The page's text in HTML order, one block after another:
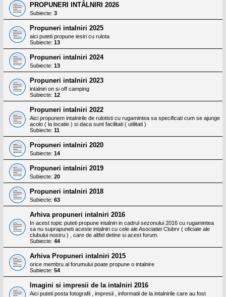
PROPUNERI INTÂLNIRI 2026
Subiecte: 3
Propuneri intalniri 2025
aici puteti propune iesiri cu rulota
Subiecte: 13
Propuneri intalniri 2024
Subiecte: 13
Propuneri intalniri 2023
intalniri on si off camping
Subiecte: 12
Propuneri intalniri 2022
Aici propunem intalnirile de rulotisti cu rugamintea sa specificati cum se ajunge
acolo ( la locatie ) si daca sunt facilitati ( utilitati )
Subiecte: 11
Propuneri intalniri 2020
Subiecte: 14
Propuneri intalniri 2019
Subiecte: 20
Propuneri intalniri 2018
Subiecte: 63
Arhiva propuneri intalniri 2016
In acest topic puteti propune intalniri in cadrul sezonului 2016 cu rugamintea
sa nu suprapuneti aceste intalniri cu cele ale Asociatiei Clubrv ( oficiale ale
clubului nostru ) , care de altfel detine si acest forum.
Subiecte: 44
Arhiva Propuneri intalniri 2015
orice membru al forumului poate propune o intalnire
Subiecte: 54
Imagini si impresii de la intalniri 2016
Aici puteti posta fotografii , impresii , informatii de la intalnirile care au fost